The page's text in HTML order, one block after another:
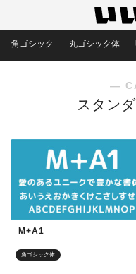
角ゴシック 丸ゴシック体
―
スタン
角ゴシック体
M+A1